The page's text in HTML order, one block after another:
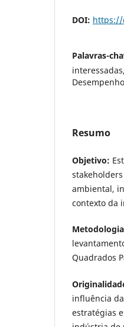
DOI: https://
Palavras-
Resumo
Objetivo:
ambiental,
contexto da
Quadrados
influência
estratégias